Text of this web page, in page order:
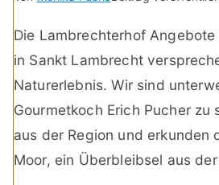
Die Lambrechterhof
in Sankt Lambrecht
Naturerlebnis. Wir sind
Gourmetkoch Erich Pucher zu
aus der Region und erkunden
Moor, ein Überbleibsel aus